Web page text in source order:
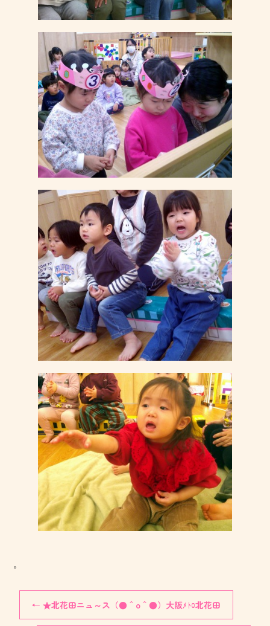
。
← ★北花田ニュ～ス（●＾o＾●）大阪ﾒﾄﾛ北花田